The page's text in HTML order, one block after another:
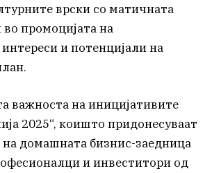
врски со матичната
промоцијата на
и потенцијали на
важноста на иницијативите
2025“, коишто придонесуваат
на домашната бизнис-заедница
и инвеститори од